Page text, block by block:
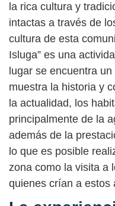
la rica cultura y
intactas a través de
cultura de esta
Isluga” es una
lugar se encuentra
muestra la historia y
la actualidad, los
principalmente de la
además de la
lo que es posible
zona como la visita a
quienes crían a estos